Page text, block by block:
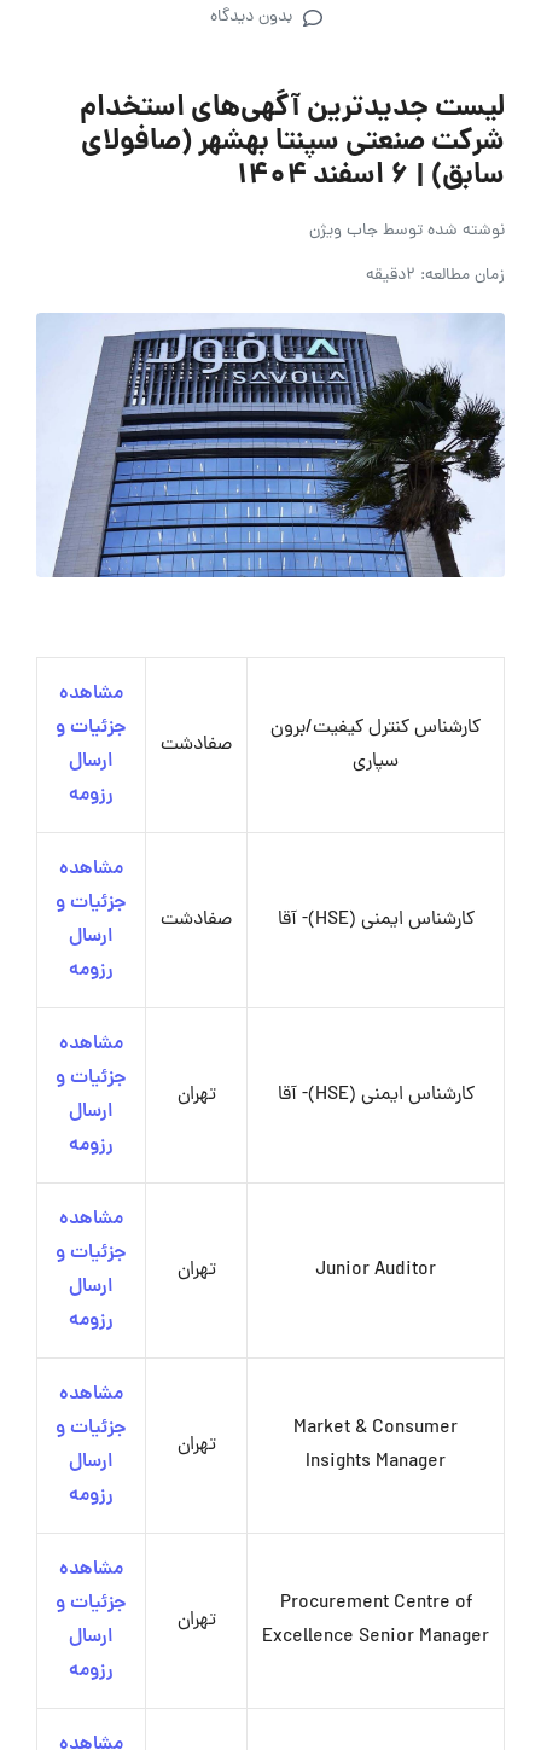
بدون دیدگاه
لیست جدیدترین آگهی‌های استخدام
شرکت صنعتی سپنتا بهشهر (صافولای
سابق) | ۶ اسفند ۱۴۰۴
نوشته شده توسطجاب ویژن
زمان مطالعه: 2دقیقه
کارشناس کنترل کیفیت/برون
سپاری
صفادشت
مشاهده
جزئیات و
ارسال
رزومه
کارشناس ایمنی (HSE)- آقا صفادشت
مشاهده
جزئیات و
ارسال
رزومه
کارشناس ایمنی (HSE)- آقا تهران
مشاهده
جزئیات و
ارسال
رزومه
Junior Auditor تهران
مشاهده
جزئیات و
ارسال
رزومه
Market & Consumer
Insights Manager
تهران
مشاهده
جزئیات و
ارسال
رزومه
Procurement Centre of
Excellence Senior Manager
تهران
مشاهده
جزئیات و
ارسال
رزومه